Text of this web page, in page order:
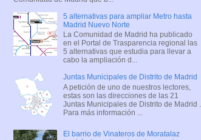
5 alternativas para ampliar Metro hasta
Madrid Nuevo Norte
La Comunidad de Madrid ha publicado
en el Portal de Trasparencia regional las
5 alternativas que estudia para llevar a
cabo la ampliación d...
Juntas Municipales de Distrito de Madrid
A petición de uno de nuestros lectores,
estas son las direcciones de las 21
Juntas Municipales de Distrito de Madrid .
Para más información ...
El barrio de Vinateros de Moratalaz